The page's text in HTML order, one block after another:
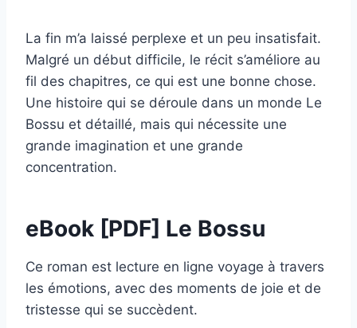
La fin m’a laissé perplexe et un peu insatisfait.
Malgré un début difficile, le récit s’améliore au
fil des chapitres, ce qui est une bonne chose.
Une histoire qui se déroule dans un monde Le
Bossu et détaillé, mais qui nécessite une
grande imagination et une grande
concentration.
eBook [PDF] Le Bossu
Ce roman est lecture en ligne voyage à travers
les émotions, avec des moments de joie et de
tristesse qui se succèdent.